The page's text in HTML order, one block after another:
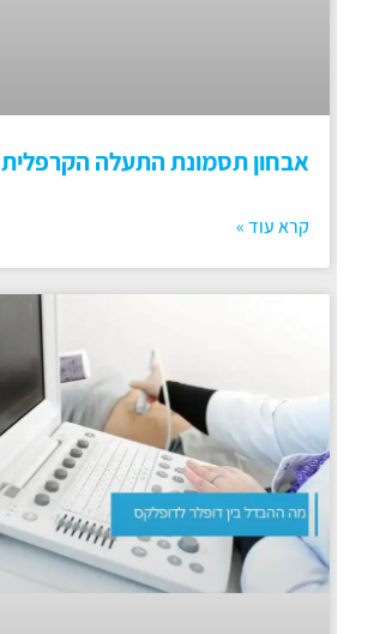
אבחון תסמונת התעלה הקרפלית
קרא עוד »